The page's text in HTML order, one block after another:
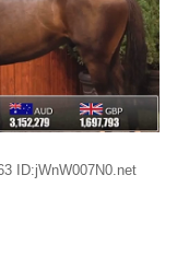
ID:jWnW007N0.net